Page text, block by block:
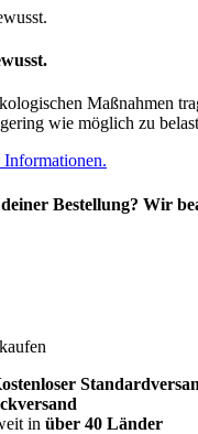
Maßnahmen
wie möglich zu
Bestellung? Wir
in über 40 Länder